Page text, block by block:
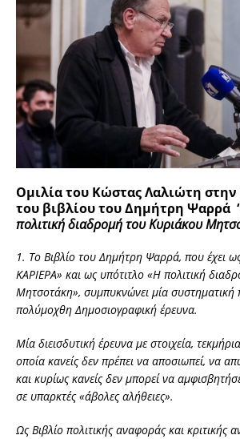
Ομιλία του Κώστας Λαλιώτη
του βιβλίουτου Δημήτρη Ψαρρά
πολιτική διαδρομή του Κυριάκου
1. Το Βιβλίο του Δημήτρη Ψαρρά, που έχει
ΚΑΡΙΕΡΑ» και ως υπότιτλο «Η πολιτική
Μητσοτάκη», συμπυκνώνει μία συστηματική
πολύμοχθη Δημοσιογραφική έρευνα.
Μία διεισδυτική έρευνα με στοιχεία,
οποία κανείς δεν πρέπει να αποσιωπεί, να
και κυρίως κανείς δεν μπορεί να
σε υπαρκτές «άβολες αλήθειες».
Ως Βιβλίο πολιτικής αναφοράς και κριτικής